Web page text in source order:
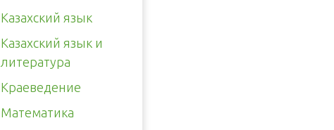
Казахский язык
Казахский язык и
литература
Краеведение
Математика